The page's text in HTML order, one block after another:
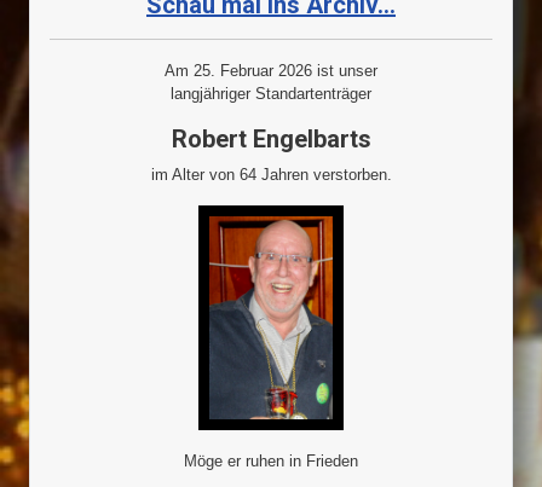
Am 25. Februar 2026 ist unser
langjähriger Standartenträger
Robert Engelbarts
im Alter von 64 Jahren verstorben.
Möge er ruhen in Frieden